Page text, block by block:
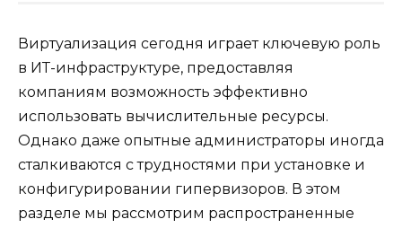
Виртуализация сегодня играет ключевую роль
в ИТ-инфраструктуре, предоставляя
компаниям возможность эффективно
использовать вычислительные ресурсы.
Однако даже опытные администраторы иногда
сталкиваются с трудностями при установке и
конфигурировании гипервизоров. В этом
разделе мы рассмотрим распространенные